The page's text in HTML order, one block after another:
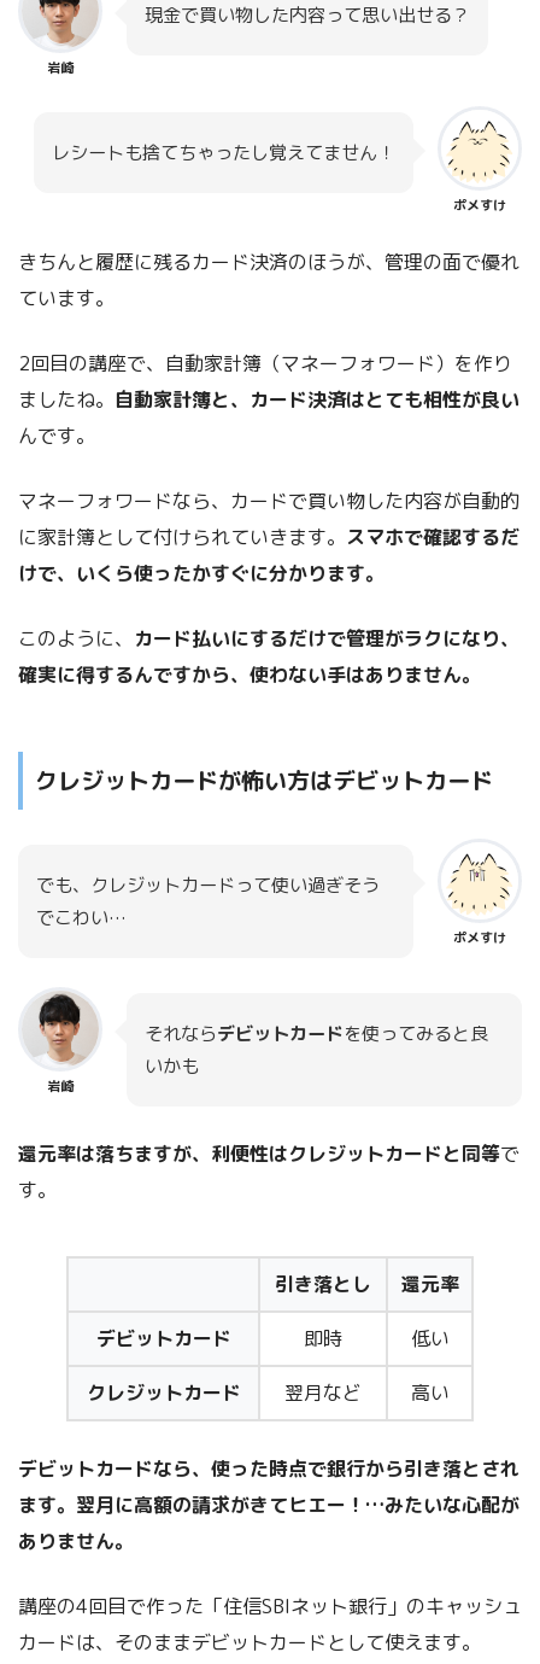
岩崎
現金で買い物した内容って思い出せる？
ポメすけ
レシートも捨てちゃったし覚えてません！
きちんと履歴に残るカード決済のほうが、管理の面で優れ
ています。
2回目の講座で、自動家計簿（マネーフォワード）を作り
ましたね。 自動家計簿と、カード決済はとても相性が良い
んです。
マネーフォワードなら、カードで買い物した内容が自動的
に家計簿として付けられていきます。 スマホで確認するだ
けで、いくら使ったかすぐに分かります。
このように、 カード払いにするだけで管理がラクになり、
確実に得するんですから、使わない手はありません。
クレジットカードが怖い方はデビットカード
ポメすけ
でも、クレジットカードって使い過ぎそう
でこわい…
岩崎
それならデビットカードを使ってみると良
いかも
還元率は落ちますが、利便性はクレジットカードと同等で
す。
引き落とし 還元率
デビットカード 即時 低い
クレジットカード 翌月など 高い
デビットカードなら、使った時点で銀行から引き落とされ
ます。翌月に高額の請求がきてヒエー！…みたいな心配が
ありません。
講座の4回目で作った「住信SBIネット銀行」のキャッシュ
カードは、そのままデビットカードとして使えます。